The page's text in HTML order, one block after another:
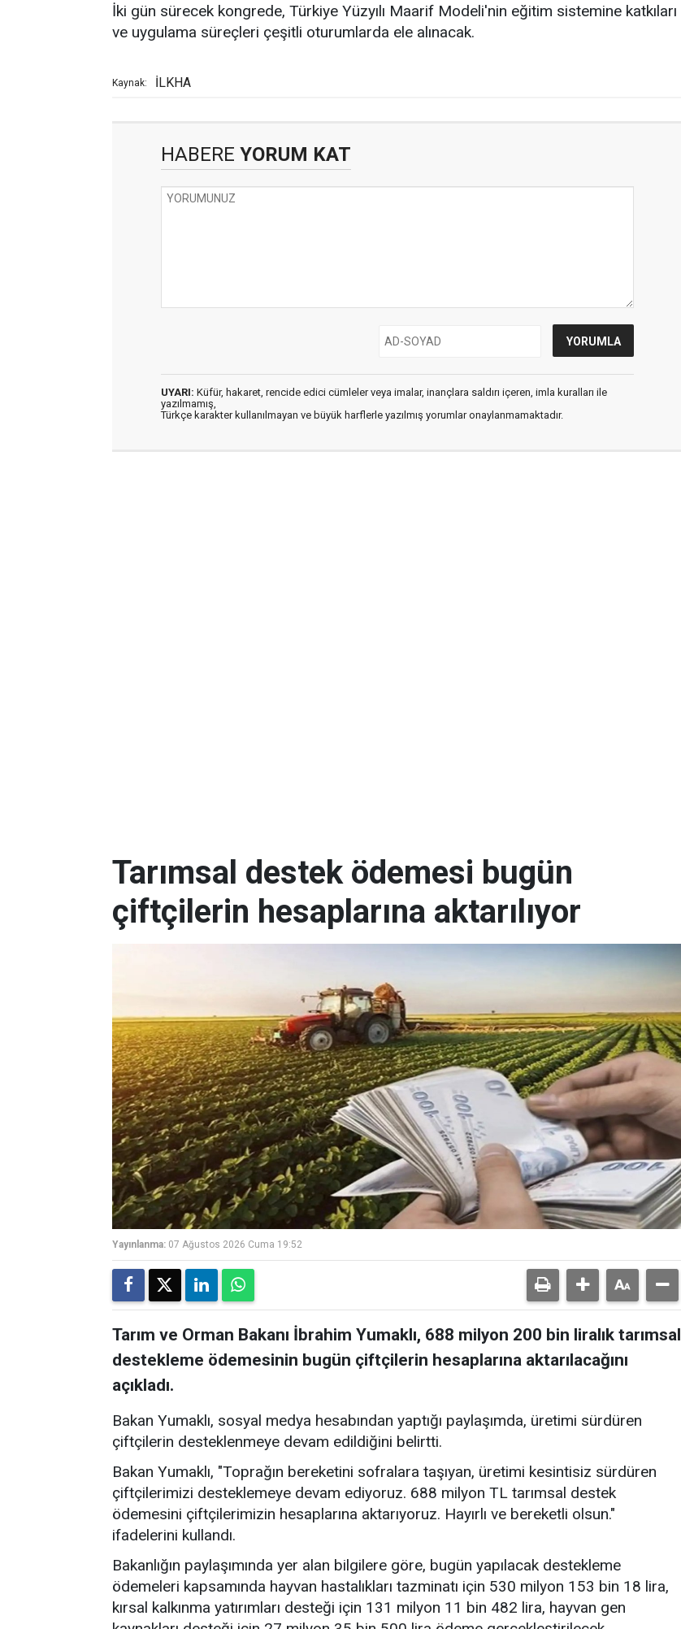
İki gün sürecek kongrede, Türkiye Yüzyılı Maarif Modeli'nin eğitim sistemine katkıları
ve uygulama süreçleri çeşitli oturumlarda ele alınacak.
Kaynak: İLKHA
HABERE YORUM KAT
UYARI: Küfür, hakaret, rencide edici cümleler veya imalar, inançlara saldırı içeren, imla kuralları ile
yazılmamış,
Türkçe karakter kullanılmayan ve büyük harflerle yazılmış yorumlar onaylanmamaktadır.
Tarımsal destek ödemesi bugün
çiftçilerin hesaplarına aktarılıyor
Yayınlanma: 07 Ağustos 2026 Cuma 19:52
Tarım ve Orman Bakanı İbrahim Yumaklı, 688 milyon 200 bin liralık tarımsal
destekleme ödemesinin bugün çiftçilerin hesaplarına aktarılacağını
açıkladı.
Bakan Yumaklı, sosyal medya hesabından yaptığı paylaşımda, üretimi sürdüren
çiftçilerin desteklenmeye devam edildiğini belirtti.
Bakan Yumaklı, "Toprağın bereketini sofralara taşıyan, üretimi kesintisiz sürdüren
çiftçilerimizi desteklemeye devam ediyoruz. 688 milyon TL tarımsal destek
ödemesini çiftçilerimizin hesaplarına aktarıyoruz. Hayırlı ve bereketli olsun."
ifadelerini kullandı.
Bakanlığın paylaşımında yer alan bilgilere göre, bugün yapılacak destekleme
ödemeleri kapsamında hayvan hastalıkları tazminatı için 530 milyon 153 bin 18 lira,
kırsal kalkınma yatırımları desteği için 131 milyon 11 bin 482 lira, hayvan gen